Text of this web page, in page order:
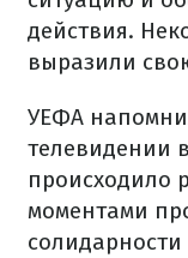
действия.
выразили
УЕФА
телевидении
происходило
моментами